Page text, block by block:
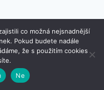
- Šablona pro
WP
co možná nejsnadnější
Pokud budete nadále
že s použitím cookies
Ne